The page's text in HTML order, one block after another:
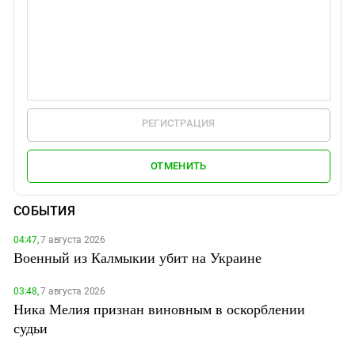
РЕГИСТРАЦИЯ
ОТМЕНИТЬ
СОБЫТИЯ
04:47,7 августа 2026
Военный из Калмыкии убит на Украине
03:48,7 августа 2026
Ника Мелия признан виновным в оскорблении
судьи